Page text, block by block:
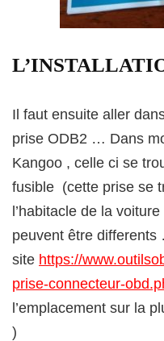
Il faut ensuite aller
prise ODB2 … Dans
Kangoo , celle ci se
fusible (cette prise se
l’habitacle de la
peuvent être
site https://
prise-connecteur-
l’emplacement sur la
)